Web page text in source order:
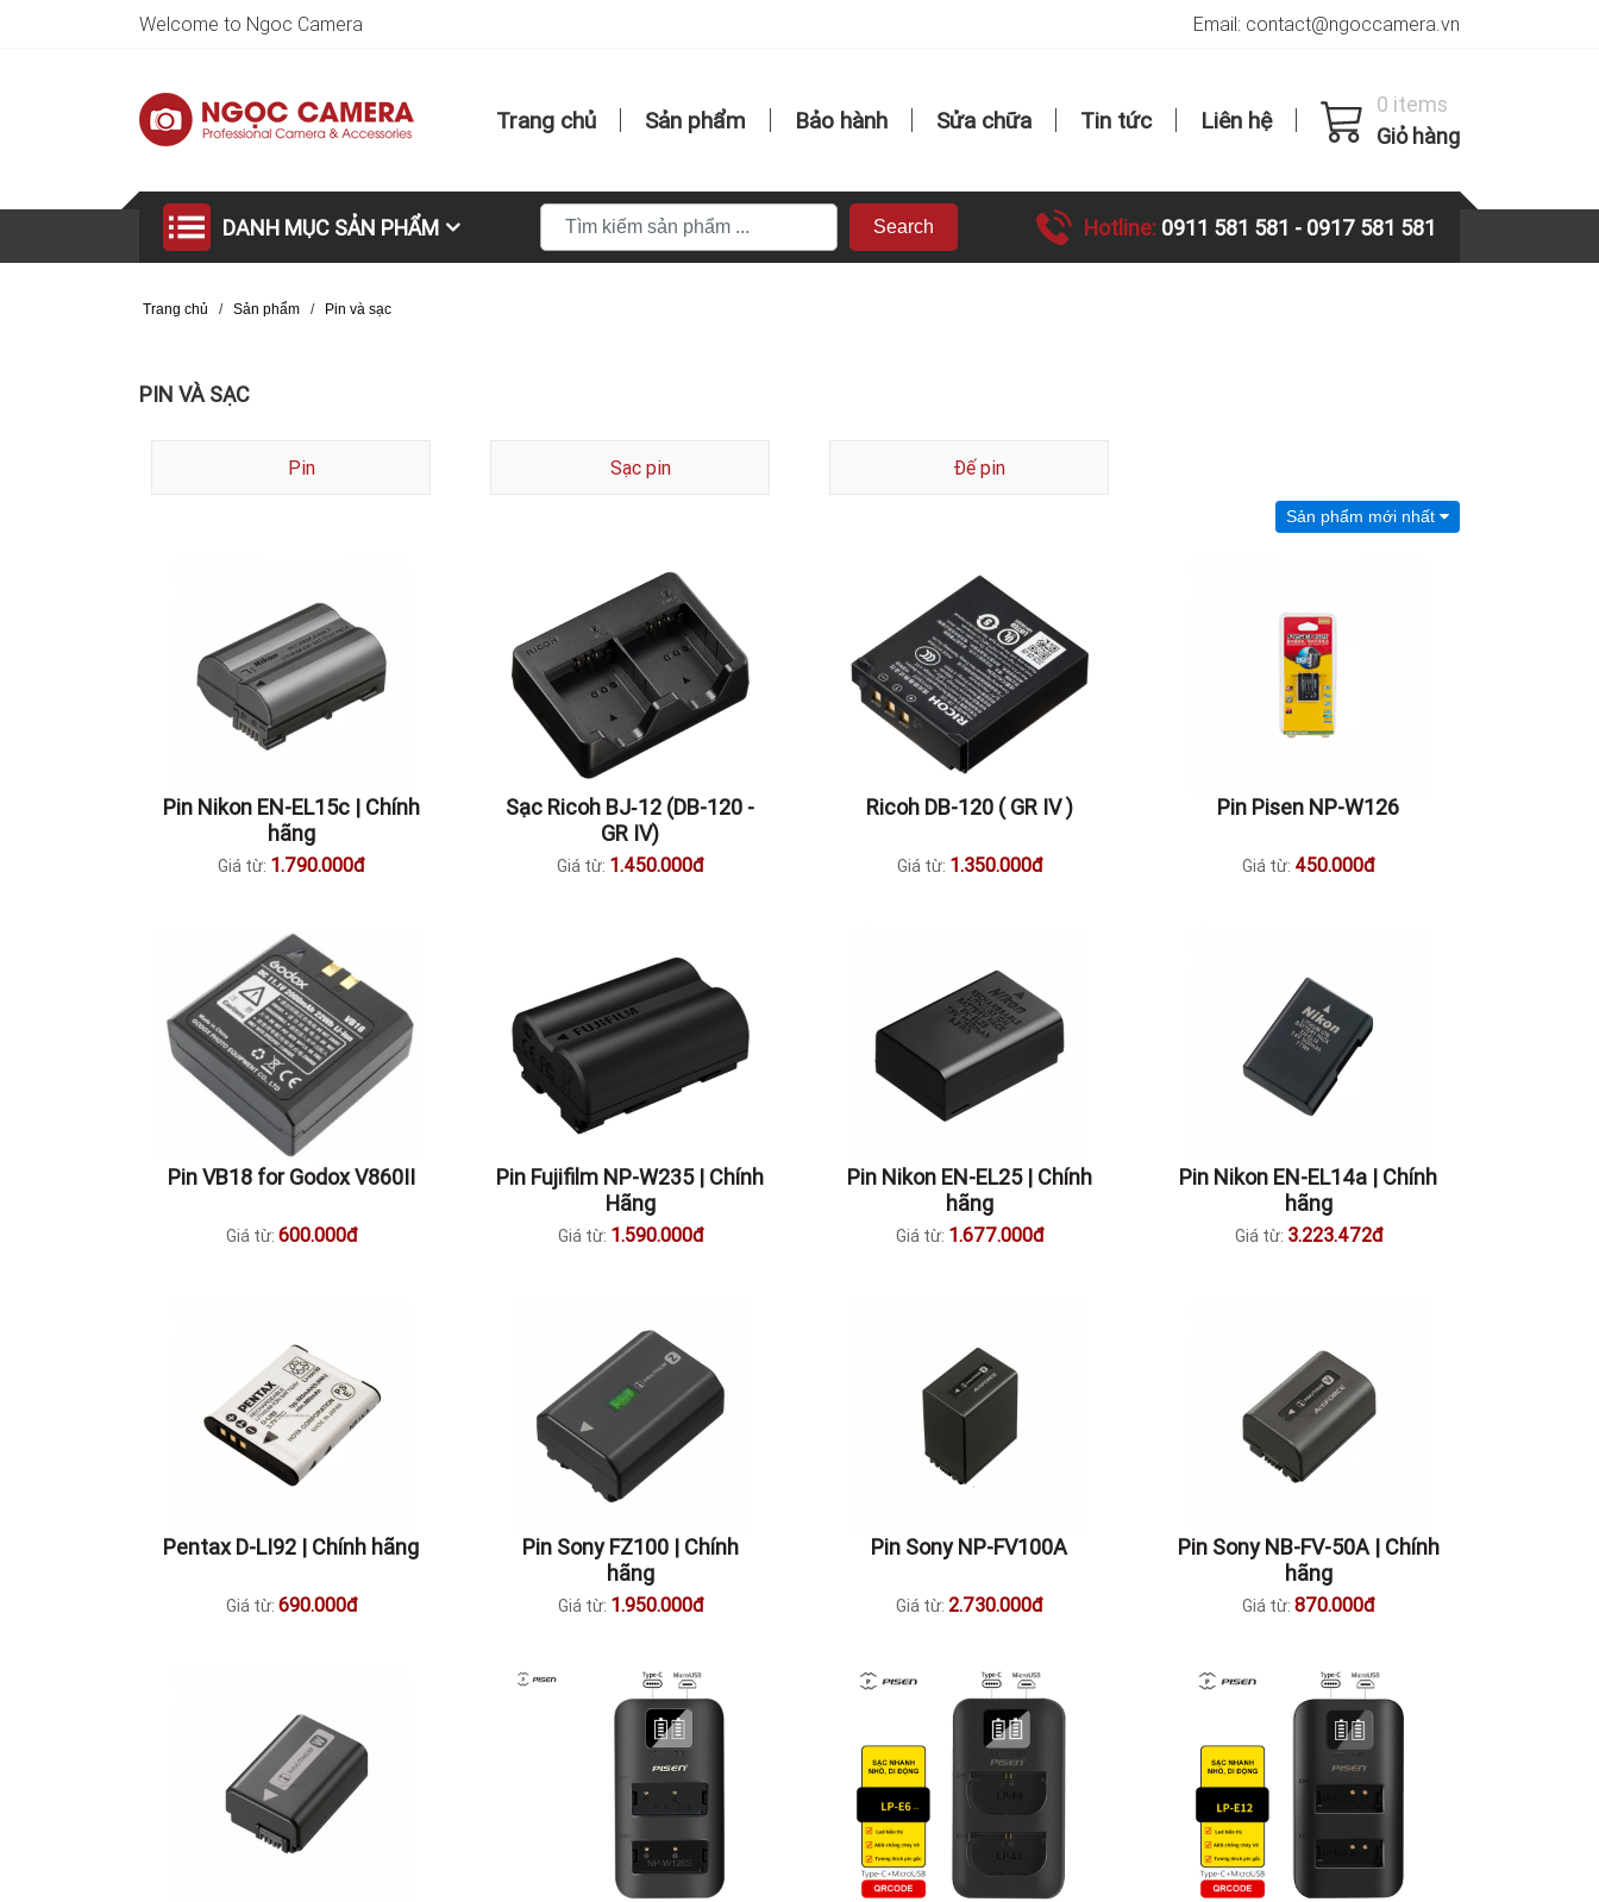
Welcome to Ngoc Camera Email: contact@ngoccamera.vn
Trang chủ Sản phẩm Bảo hành Sửa chữa Tin tức Liên hệ
0 items
Giỏ hàng
DANH MỤC SẢN PHẨM Search Hotline: 0911 581 581 - 0917 581 581
Trang chủ / Sản phẩm / Pin và sạc
PIN VÀ SẠC
Pin Sạc pin Đế pin
Sản phẩm mới nhất
Pin Nikon EN-EL15c | Chính
hãng
Giá từ: 1.790.000đ
Sạc Ricoh BJ‑12 (DB-120 -
GR IV)
Giá từ: 1.450.000đ
Ricoh DB-120 ( GR IV )
Giá từ: 1.350.000đ
Pin Pisen NP-W126
Giá từ: 450.000đ
Pin VB18 for Godox V860II
Giá từ: 600.000đ
Pin Fujifilm NP-W235 | Chính
Hãng
Giá từ: 1.590.000đ
Pin Nikon EN-EL25 | Chính
hãng
Giá từ: 1.677.000đ
Pin Nikon EN-EL14a | Chính
hãng
Giá từ: 3.223.472đ
Pentax D-LI92 | Chính hãng
Giá từ: 690.000đ
Pin Sony FZ100 | Chính
hãng
Giá từ: 1.950.000đ
Pin Sony NP-FV100A
Giá từ: 2.730.000đ
Pin Sony NB-FV-50A | Chính
hãng
Giá từ: 870.000đ